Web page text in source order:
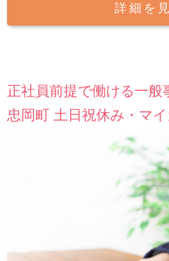
詳細を
正社員前提で働ける一
忠岡町 土日祝休み・マ